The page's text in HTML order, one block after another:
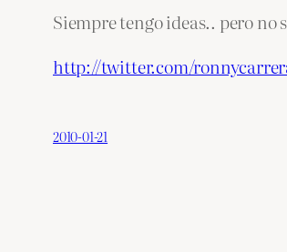
Siempre tengo ideas.. pero no
http://twitter.com/
2010-01-21